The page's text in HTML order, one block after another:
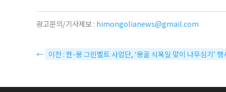
광고문의/기사제보 : himongolianews@gmail.com
← 이전 : 한-몽 그린벨트 사업단, ‘몽골 식목일 맞이 나무심기’ 행